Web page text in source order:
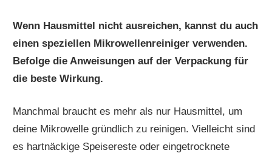
Wenn Hausmittel nicht ausreichen, kannst du auch
einen speziellen Mikrowellenreiniger verwenden.
Befolge die Anweisungen auf der Verpackung für
die beste Wirkung.
Manchmal braucht es mehr als nur Hausmittel, um
deine Mikrowelle gründlich zu reinigen. Vielleicht sind
es hartnäckige Speisereste oder eingetrocknete